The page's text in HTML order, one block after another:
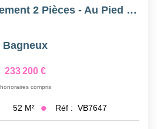
Bagneux - Appartement 2 Pièces - Au Pied Du Métro 4
Bagneux
233 200 €
honoraires compris
52 M² Réf : VB7647